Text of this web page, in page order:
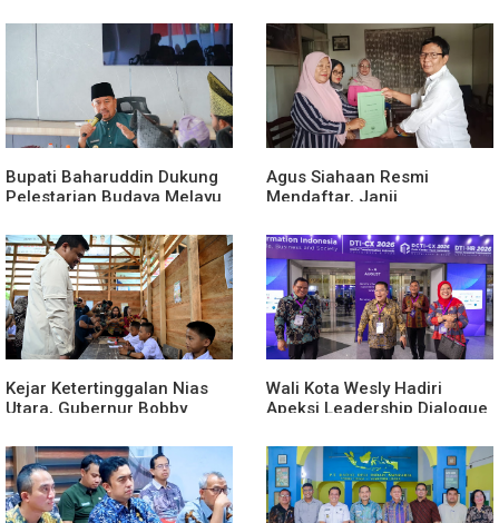
Ria Dibongkar
Bupati Baharuddin Dukung
Pelestarian Budaya Melayu
Jilid 7
Agus Siahaan Resmi
Mendaftar, Janji
Lomba Karya Tulis Se-Sumut
Kejar Ketertinggalan Nias
Utara, Gubernur Bobby
Gedung SMPN 4 Sitoli Ori
Wali Kota Wesly Hadiri
Apeksi Leadership Dialogue
Transformasi Digital